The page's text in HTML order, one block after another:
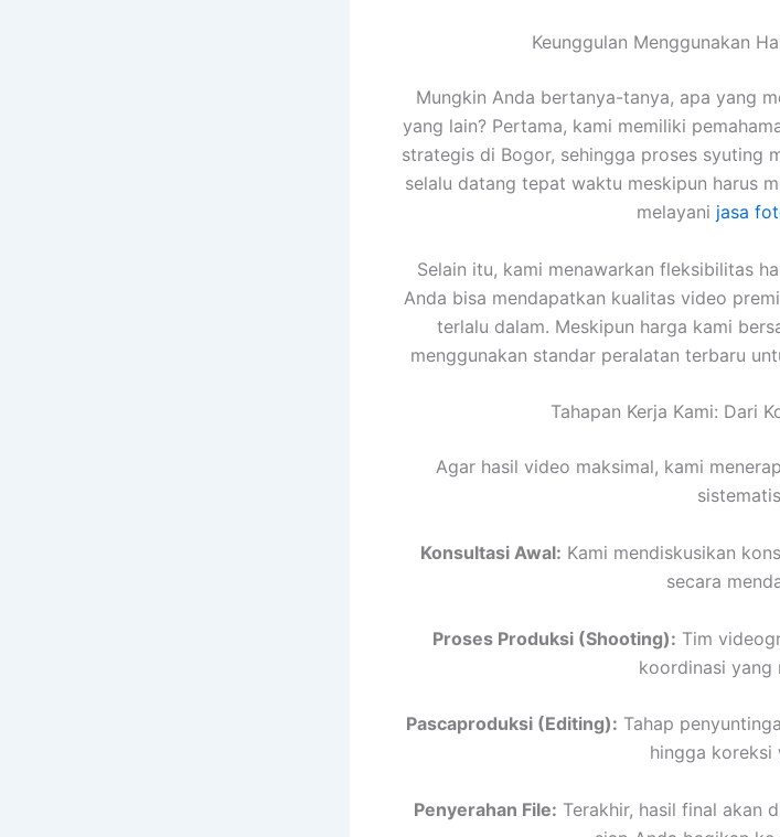
Keunggulan Menggunakan
Mungkin Anda bertanya-tanya, apa yang
yang lain? Pertama, kami memiliki
strategis di Bogor, sehingga proses syuting
selalu datang tepat waktu meskipun harus
melayani jasa
Selain itu, kami menawarkan fleksibilitas
Anda bisa mendapatkan kualitas video
terlalu dalam. Meskipun harga kami
menggunakan standar peralatan terbaru
Tahapan Kerja Kami: Dari
Agar hasil video maksimal, kami
Konsultasi Awal: Kami mendiskusikan
secara
Proses Produksi (Shooting): Tim
koordinasi yang
Pascaproduksi (Editing): Tahap
hingga koreksi
Penyerahan File: Terakhir, hasil final akan